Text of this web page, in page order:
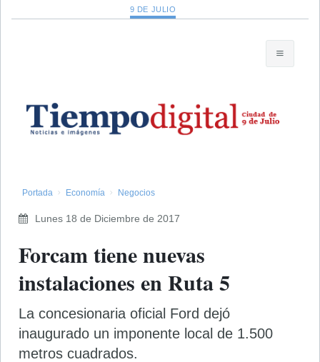
9 DE JULIO
Portada Economía Negocios
Lunes 18 de Diciembre de 2017
Forcam tiene nuevas
instalaciones en Ruta 5
La concesionaria oficial Ford dejó
inaugurado un imponente local de 1.500
metros cuadrados.